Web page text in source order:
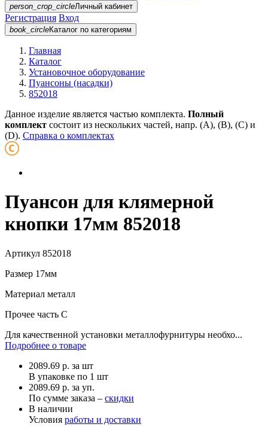
person_crop_circleЛичный кабинет
Регистрация Вход
book_circleКаталог по категориям
Главная
Каталог
Установочное оборудование
Пуансоны (насадки)
852018
Данное изделие является частью комплекта. Полный
комплект состоит из нескольких частей, напр. (А), (B), (С) и
(D). Справка о комплектах
Пуансон для клямерной
кнопки 17мм 852018
Артикул 852018
Размер 17мм
Материал металл
Прочее часть С
Для качественной установки металлофурнитуры необхо...
Подробнее о товаре
2089.69 р. за шт
В упаковке по 1 шт
2089.69 р. за уп.
По сумме заказа – скидки
В наличии
Условия работы и доставки